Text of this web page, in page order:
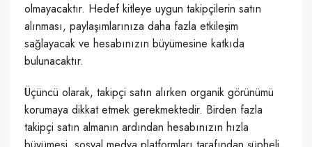
olmayacaktır. Hedef kitleye uygun takipçilerin satın
alınması, paylaşımlarınıza daha fazla etkileşim
sağlayacak ve hesabınızın büyümesine katkıda
bulunacaktır.
Üçüncü olarak, takipçi satın alırken organik görünümü
korumaya dikkat etmek gerekmektedir. Birden fazla
takipçi satın almanın ardından hesabınızın hızla